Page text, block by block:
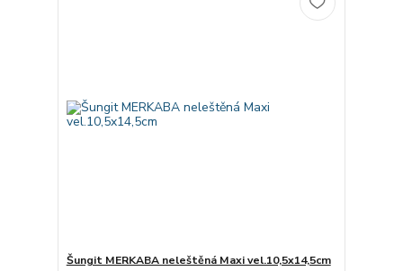
Šungit MERKABA neleštěná Maxi vel.10,5x14,5cm